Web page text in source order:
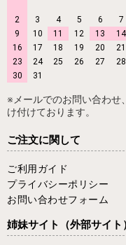
2
3 4 5 6 7
9
10 11 12 13 14
16
17 18 19 20 21
23
24 25 26 27 28
30
31
※メールでのお問い合わせ
け付けております。
ご注文に関して
ご利用ガイド
プライバシーポリシー
お問い合わせフォーム
姉妹サイト （外部サイト）